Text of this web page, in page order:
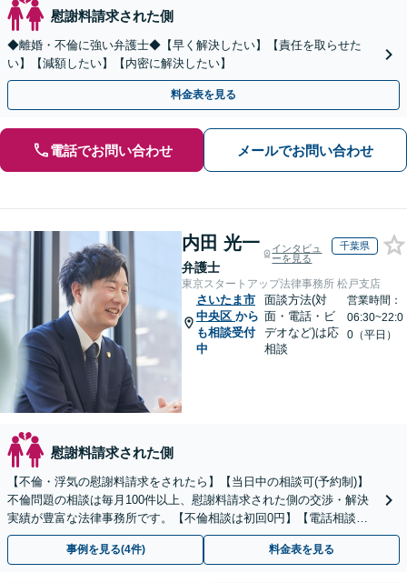
慰謝料請求された側
◆離婚・不倫に強い弁護士◆【早く解決したい】【責任を取らせた
い】【減額したい】【内密に解決したい】
料金表を見る
電話でお問い合わせ メールでお問い合わせ
内田 光一
弁護士
インタビュ
ーを見る
千葉県
東京スタートアップ法律事務所 松戸支店
さいたま市
中央区 から
も相談受付
中
面談方法(対
面・電話・ビ
デオなど)は応
相談
営業時間：
06:30~22:0
0（平日）
慰謝料請求された側
【不倫・浮気の慰謝料請求をされたら】【当日中の相談可(予約制)】
不倫問題の相談は毎月100件以上、慰謝料請求された側の交渉・解決
実績が豊富な法律事務所です。【不倫相談は初回0円】【電話相談で
ご契約まで対応可/来所不要】
事例を見る(4件) 料金表を見る